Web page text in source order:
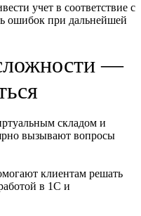
учет в соответствие с
ошибок при дальнейшей
—
складом и
вызывают вопросы
клиентам решать
в 1С и